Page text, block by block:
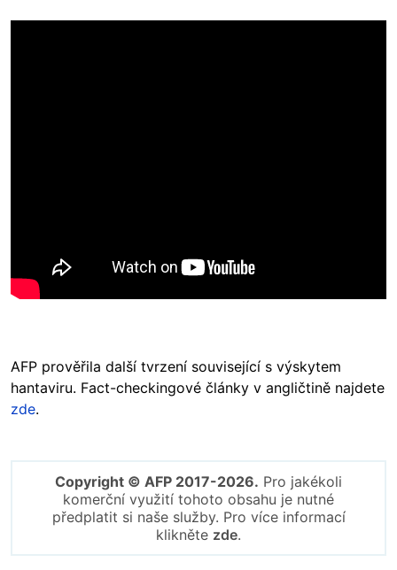
AFP prověřila další tvrzení související s výskytem
hantaviru. Fact-checkingové články v angličtině najdete
zde.
Copyright © AFP 2017-2026. Pro jakékoli
komerční využití tohoto obsahu je nutné
předplatit si naše služby. Pro více informací
klikněte zde.